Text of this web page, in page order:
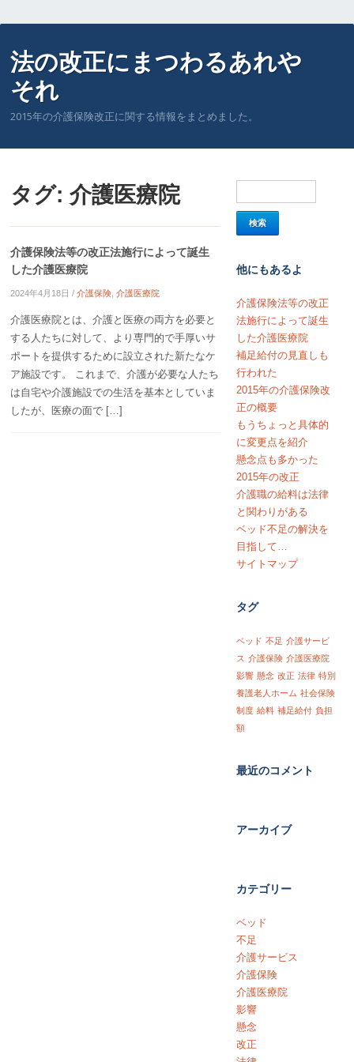
法の改正にまつわるあれや
それ
2015年の介護保険改正に関する情報をまとめました。
タグ:介護医療院
介護保険法等の改正法施行によって誕生
した介護医療院
2024年4月18日 /介護保険 ,介護医療院
介護医療院とは、介護と医療の両方を必要と
する人たちに対して、より専門的で手厚いサ
ポートを提供するために設立された新たなケ
ア施設です。 これまで、介護が必要な人たち
は自宅や介護施設での生活を基本としていま
したが、医療の面で […]
他にもあるよ
介護保険法等の改正
法施行によって誕生
した介護医療院
補足給付の見直しも
行われた
2015年の介護保険改
正の概要
もうちょっと具体的
に変更点を紹介
懸念点も多かった
2015年の改正
介護職の給料は法律
と関わりがある
ベッド不足の解決を
目指して…
サイトマップ
タグ
ベッド 不足 介護サービ
ス 介護保険 介護医療院
影響 懸念 改正 法律 特別
養護老人ホーム 社会保険
制度 給料 補足給付 負担
額
最近のコメント
アーカイブ
カテゴリー
ベッド
不足
介護サービス
介護保険
介護医療院
影響
懸念
改正